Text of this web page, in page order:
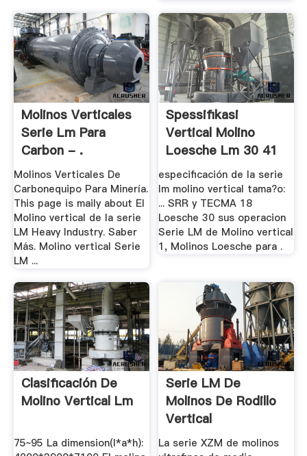
Molinos Verticales
Serie Lm Para
Carbon - .
Molinos Verticales De
Carbonequipo Para Minería.
This page is maily about El
Molino vertical de la serie
LM Heavy Industry. Saber
Más. Molino vertical Serie
LM ...
Spessifikasi
Vertical Molino
Loesche Lm 30 41
especificación de la serie
lm molino vertical tama?o:
... SRR y TECMA 18
Loesche 30 sus operacion
Serie LM de Molino vertical
1, Molinos Loesche para .
Clasificación De
Molino Vertical Lm
75~95 La dimension(l*a*h):
Serie LM De
Molinos De Rodillo
Vertical
La serie XZM de molinos